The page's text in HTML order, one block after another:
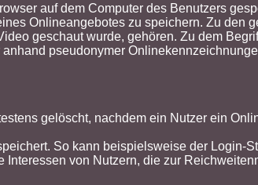
auf dem Computer des Benutzers
Onlineangebotes zu speichern. Zu den
geschaut wurde, gehören. Zu dem
pseudonymer
gelöscht, nachdem ein Nutzer ein
So kann beispielsweise der Login-
von Nutzern, die zur